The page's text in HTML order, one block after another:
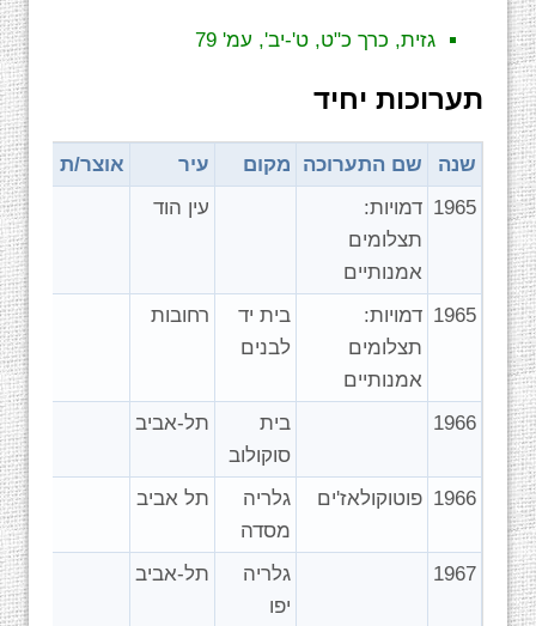
גזית, כרך כ"ט, ט'-יב', עמ' 79
תערוכות יחיד
שנה שם התערוכה מקום עיר
אוצר/ת
1965 דמויות:
תצלומים
אמנותיים
עין הוד
1965 דמויות:
תצלומים
אמנותיים
בית יד
לבנים
רחובות
1966
בית
סוקולוב
תל-אביב
1966 פוטוקולאז'ים
גלריה
מסדה
תל אביב
1967
גלריה
יפו
תל-אביב